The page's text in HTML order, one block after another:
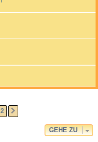
2
GEHE ZU